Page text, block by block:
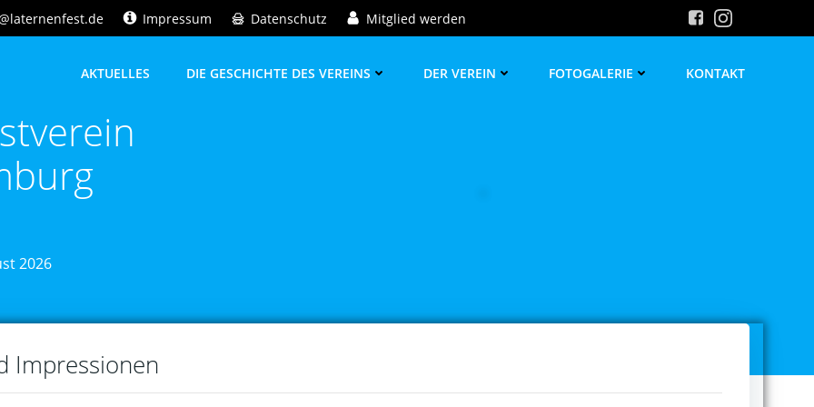
Impressum Datenschutz Mitglied werden
AKTUELLES DIE GESCHICHTE DES VEREINS DER VEREIN FOTOGALERIE KONTAKT
2026
Impressionen